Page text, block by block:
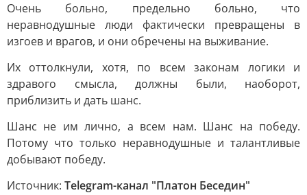
Очень больно, предельно больно, что
неравнодушные люди фактически превращены в
изгоев и врагов, и они обречены на выживание.
Их оттолкнули, хотя, по всем законам логики и
здравого смысла, должны были, наоборот,
приблизить и дать шанс.
Шанс не им лично, а всем нам. Шанс на победу.
Потому что только неравнодушные и талантливые
добывают победу.
Источник: Telegram-канал "Платон Беседин"